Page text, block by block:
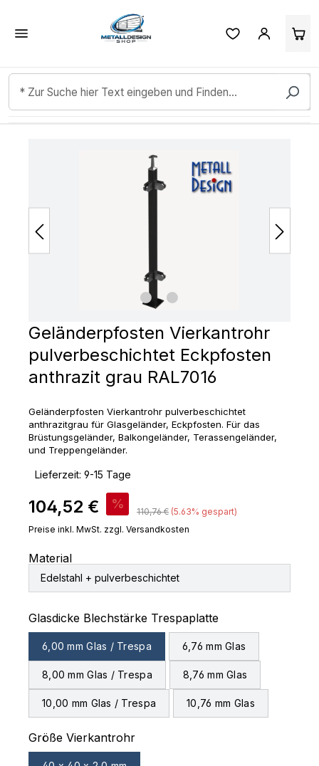
Zum Hauptinhalt springen
Bildergalerie überspringen
Geländerpfosten Vierkantrohr
pulverbeschichtet Eckpfosten
anthrazit grau RAL7016
Geländerpfosten Vierkantrohr pulverbeschichtet
anthrazitgrau für Glasgeländer, Eckpfosten. Für das
Brüstungsgeländer, Balkongeländer, Terassengeländer,
und Treppengeländer.
Lieferzeit: 9-15 Tage
Verkaufspreis:
104,52 € % Regulärer Preis:
110,76 € (5.63% gespart)
Preise inkl. MwSt. zzgl. Versandkosten
Material
Edelstahl + pulverbeschichtet
Glasdicke Blechstärke Trespaplatteauswählen
6,00 mm Glas / Trespa 6,76 mm Glas
8,00 mm Glas / Trespa 8,76 mm Glas
10,00 mm Glas / Trespa 10,76 mm Glas
Größe Vierkantrohrauswählen